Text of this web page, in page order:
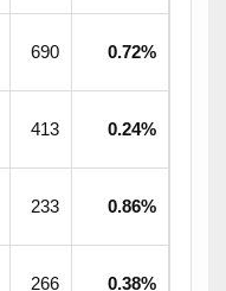
690 0.72%
413 0.24%
233 0.86%
266 0.38%